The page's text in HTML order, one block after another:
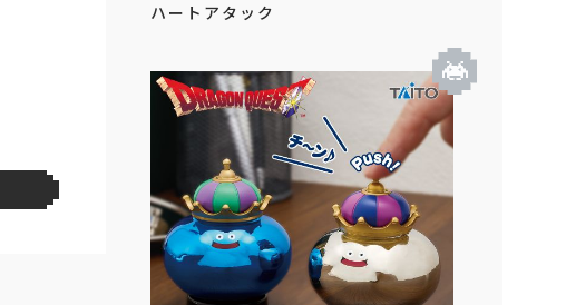
ハートアタック